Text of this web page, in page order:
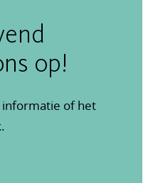
op!
informatie of het